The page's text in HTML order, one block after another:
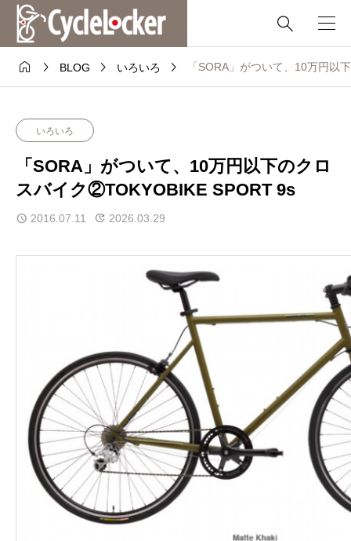

  BLOG  いろいろ  「SORA」がついて、10万円
いろいろ
「SORA」がついて、10万円以下のクロ
スバイク②TOKYOBIKE SPORT 9s
2016.07.11 2026.03.29